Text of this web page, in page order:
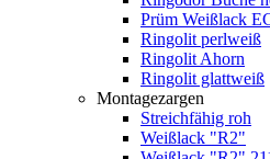
Prüm Weißlack
Ringolit perlweiß
Ringolit Ahorn
Ringolit glattweiß
Montagezargen
Streichfähig roh
Weißlack "R2"